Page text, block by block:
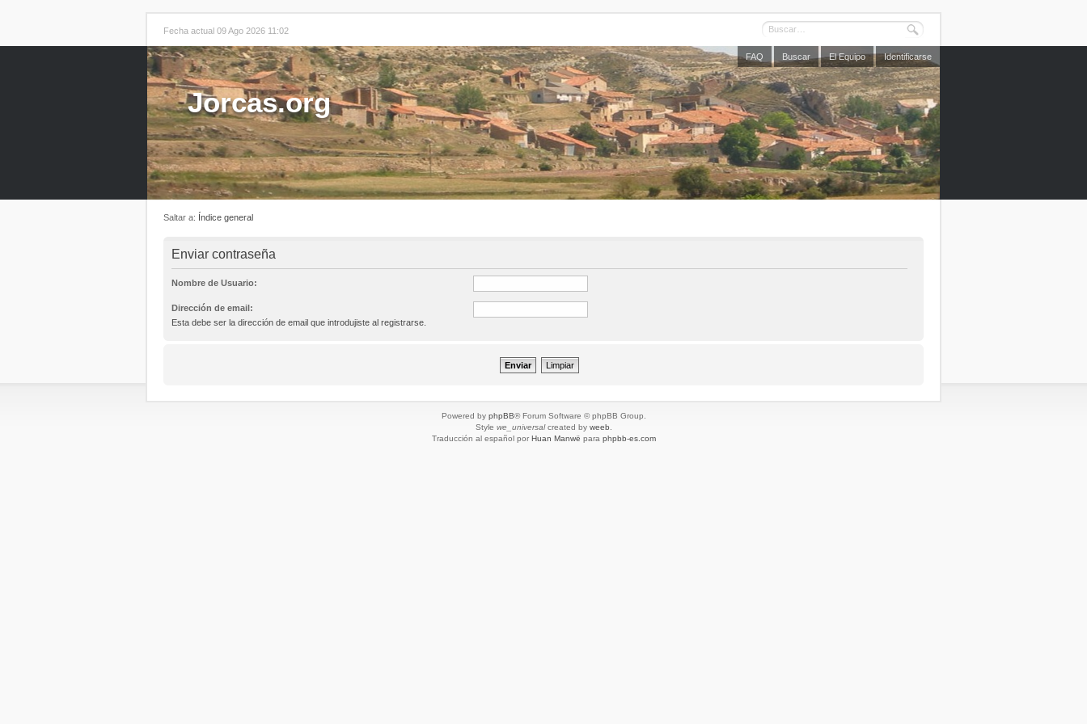
Fecha actual 09 Ago 2026 11:02
FAQ Buscar El Equipo Identificarse
Jorcas.org
Saltar a: Índice general
Enviar contraseña
Nombre de Usuario:
Dirección de email:
Esta debe ser la dirección de email que introdujiste al registrarse.
Powered by phpBB® Forum Software © phpBB Group.
Style we_universalcreated by weeb
Traducción al español por Huan Manwë para phpbb-es.com